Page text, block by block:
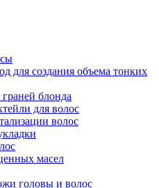
для создания объема тонких
блонда
для волос
волос
масел
головы и волос